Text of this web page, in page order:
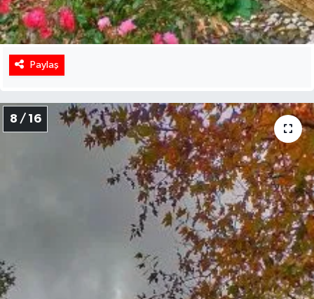
Paylaş
8 / 16